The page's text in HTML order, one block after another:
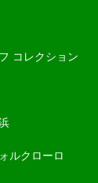
コレクション
ルクローロ